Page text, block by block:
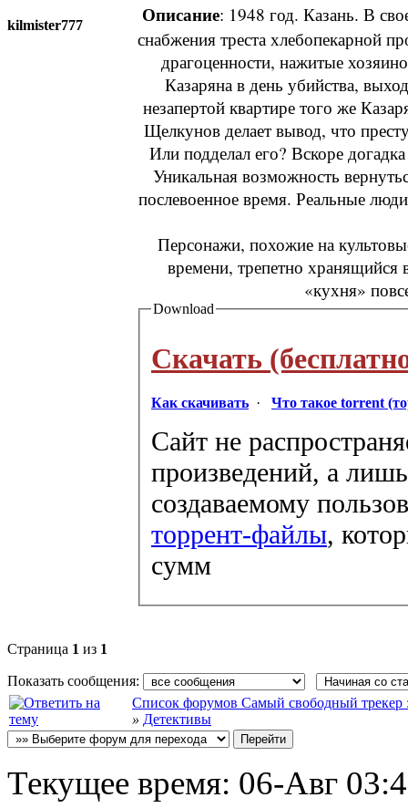
kilmister777
Описание: 1948 год. Казань. В
снабжения треста хлебопекарной
драгоценности, нажитые
Казаряна в день убийства,
незапертой квартире того же
Щелкунов делает вывод, что
Или подделал его? Вскоре
Уникальная возможность
послевоенное время. Реальные
Персонажи, похожие на
времени, трепетно
«кухня»
Download
Скачать
Как скачивать · Что такое torrent
Сайт не
произведений, а
создаваемому
торрент-файлы,
сумм
Страница 1 из 1
Показать сообщения:
Список форумов Самый свободный трекер
» Детективы
Текущее время: 06-Авг